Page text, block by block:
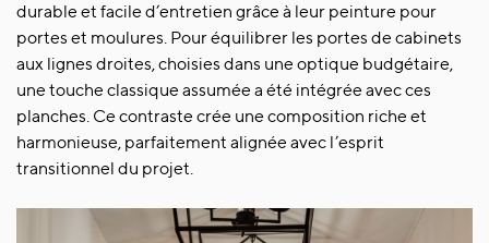
durable et facile d’entretien grâce à leur peinture pour
portes et moulures. Pour équilibrer les portes de cabinets
aux lignes droites, choisies dans une optique budgétaire,
une touche classique assumée a été intégrée avec ces
planches. Ce contraste crée une composition riche et
harmonieuse, parfaitement alignée avec l’esprit
transitionnel du projet.